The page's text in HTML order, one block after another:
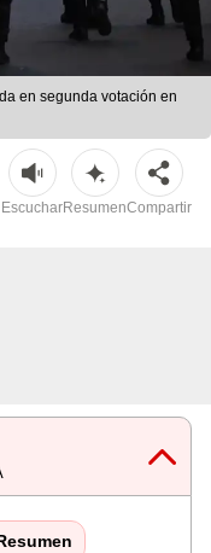
en segunda votación en
EscucharResumenCompartir